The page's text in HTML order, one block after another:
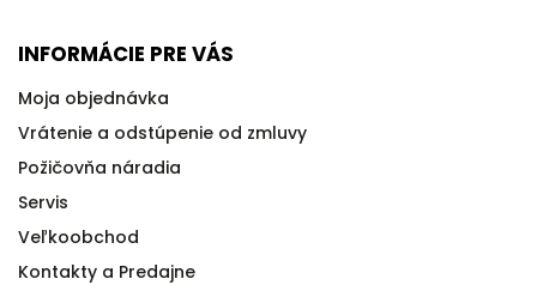
INFORMÁCIE PRE VÁS
Moja objednávka
Vrátenie a odstúpenie od zmluvy
Požičovňa náradia
Servis
Veľkoobchod
Kontakty a Predajne